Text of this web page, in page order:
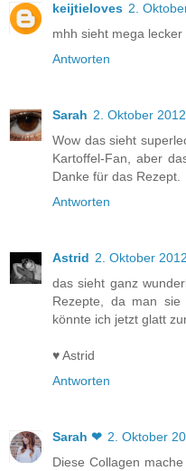
keijtieloves 2.
mhh sieht mega lecker
Antworten
Sarah 2. Oktober
Wow das sieht
Kartoffel-Fan, aber
Danke für das Rezept.
Antworten
Astrid 2. Oktober
das sieht ganz
Rezepte, da man sie
könnte ich jetzt glatt
♥ Astrid
Antworten
Sarah ❤ 2. Oktober
Diese Collagen